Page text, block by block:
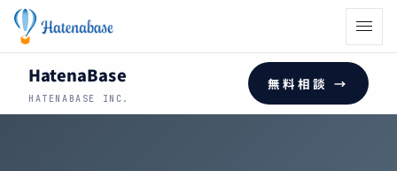
HatenaBase
HATENABASE INC.
無料相談 →